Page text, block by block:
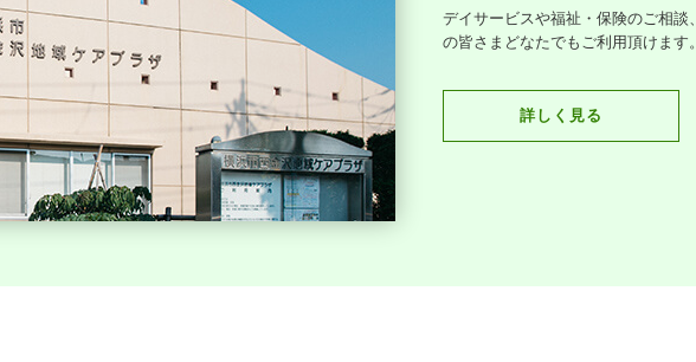
デイサービスや福祉・保険のご相
の皆さまどなたでもご利用頂けます
詳しく見る